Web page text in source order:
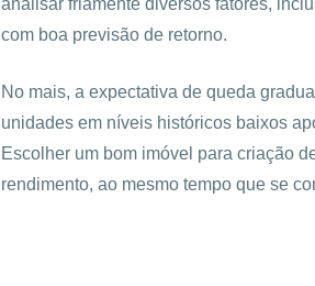
analisar friamente diversos fatores,
com boa previsão de retorno.
No mais, a expectativa de queda
unidades em níveis históricos baixos
Escolher um bom imóvel para criação
rendimento, ao mesmo tempo que se